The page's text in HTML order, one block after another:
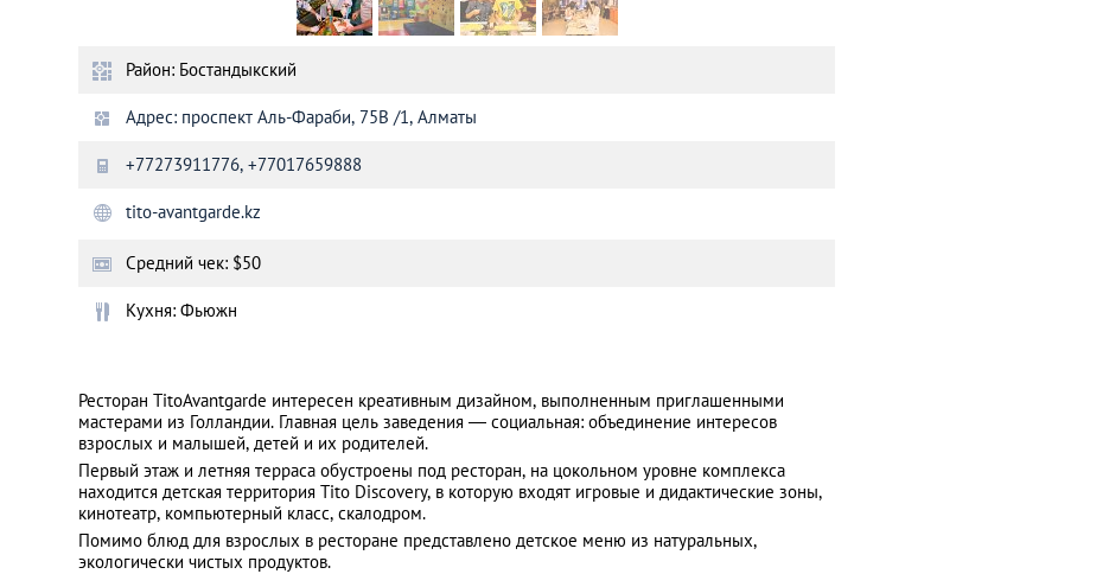
Пхукет
Район: Бостандыкский
Адрес: проспект Аль-Фараби, 75В /1, Алматы
+77273911776, +77017659888
tito-avantgarde.kz
Средний чек: $50
Кухня: Фьюжн
Ресторан TitoAvantgarde интересен креативным дизайном, выполненным приглашенными
мастерами из Голландии. Главная цель заведения — социальная: объединение интересов
взрослых и малышей, детей и их родителей.
Первый этаж и летняя терраса обустроены под ресторан, на цокольном уровне комплекса
находится детская территория Tito Discovery, в которую входят игровые и дидактические зоны,
кинотеатр, компьютерный класс, скалодром.
Помимо блюд для взрослых в ресторане представлено детское меню из натуральных,
экологически чистых продуктов.